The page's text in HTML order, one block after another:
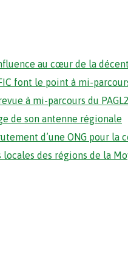
au cœur de la
font le point à mi-
à mi-parcours du PAGL2
de son antenne régionale
d’une ONG pour
des régions de la